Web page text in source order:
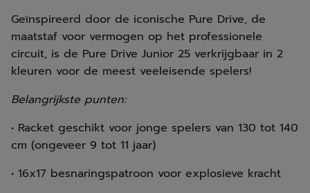
Geïnspireerd door de iconische Pure Drive, de
maatstaf voor vermogen op het professionele
circuit, is de Pure Drive Junior 25 verkrijgbaar in 2
kleuren voor de meest veeleisende spelers!
Belangrijkste punten:
• Racket geschikt voor jonge spelers van 130 tot 140
cm (ongeveer 9 tot 11 jaar)
• 16x17 besnaringspatroon voor explosieve kracht